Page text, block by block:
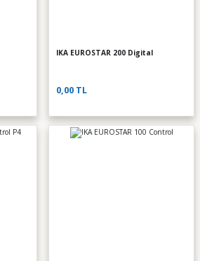
IKA EUROSTAR 200 Digital
0,00 TL